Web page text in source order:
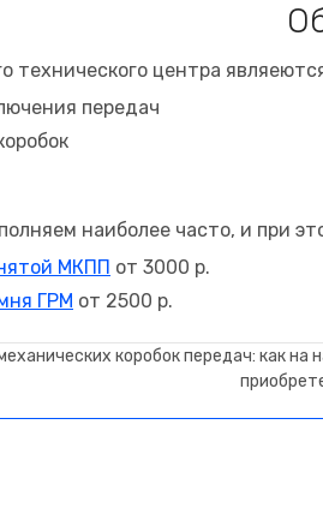
технического центра
передач
наиболее часто, и при
МКПП от 3000 р.
ГРМ от 2500 р.
коробок передач: как